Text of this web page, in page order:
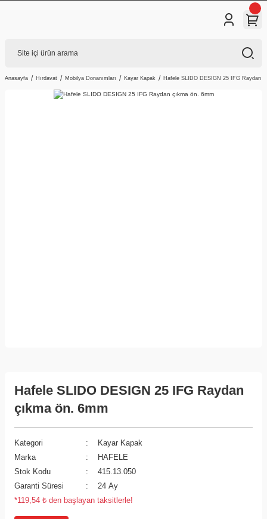
Anasayfa Hırdavat Mobilya Donanımları Kayar Kapak Hafele SLIDO DESIGN 25 IFG Raydan
Hafele SLIDO DESIGN 25 IFG Raydan
çıkma ön. 6mm
Kategori
Kayar Kapak
Marka
HAFELE
Stok Kodu
415.13.050
Garanti Süresi
24 Ay
*119,54 ₺ den başlayan taksitlerle!